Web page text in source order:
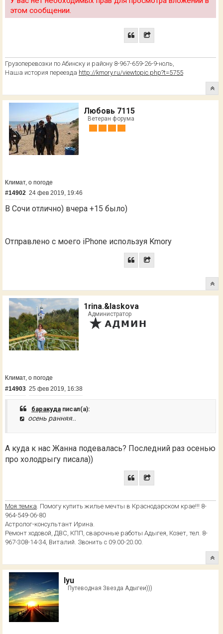
этом сообщении.
Грузоперевозки по Абинску и району 8-967-659-26-9-ноль,
Наша история переезда http://kmory.ru/viewtopic.php?t=5755
Любовь 7115
Ветеран форума
Климат, о погоде
#14902 24 фев 2019, 19:46
В Сочи отлично) вчера +15 было)
Отправлено с моего iPhone используя Kmory
1rina.&laskova
Администратор
Климат, о погоде
#14903 25 фев 2019, 16:38
баракуда писал(а):
осень ранняя..
А куда к нас Жанна подевалась? Последний раз осенью
про холодрыгу писала))
Моя темка. Помогу купить жилье мечты в Краснодарском крае!!! 8-
964-549-06-80
Астролог-консультант Ирина.
Ремонт ходовой, ДВС, КПП, сварочные работы Адыгея, Козет, тел. 8-
967-308-14-34, Виталий. Звонить с 09.00-20.00.
lyu
Путеводная Звезда Адыгеи)))